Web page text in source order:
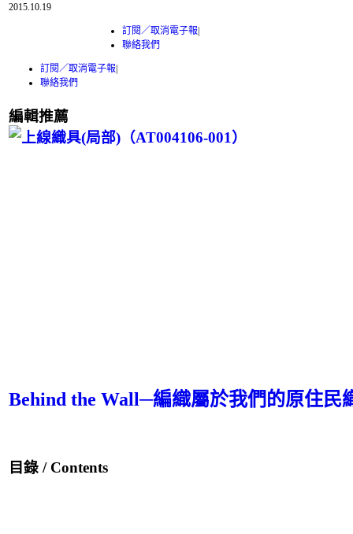
2015.10.19
訂閱／取消電子報|
聯絡我們
訂閱／取消電子報|
聯絡我們
編輯推薦
Behind the Wall─編織屬於我們的原住民
目錄 / Contents